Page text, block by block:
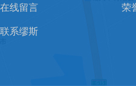
在线留言 荣
联系缪斯